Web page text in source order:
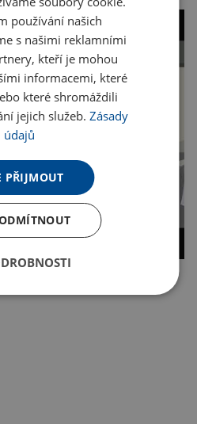
používání našich
s našimi reklamními
kteří je mohou
informacemi, které
které shromáždili
jejich služeb.Zásady
údajů
PŘIJMOUT